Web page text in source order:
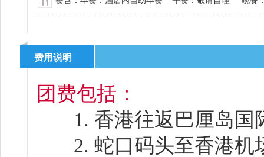
费用说明
团费包括：
1. 香港往返巴厘岛国
2. 蛇口码头至香港机